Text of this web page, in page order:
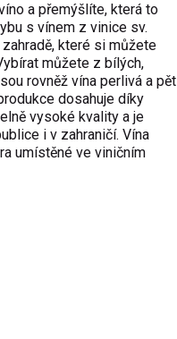
a přemýšlíte, která to
s vínem z vinice sv.
které si můžete
můžete z bílých,
rovněž vína perlivá a pět
dosahuje díky
vysoké kvality a je
i v zahraničí. Vína
umístěné ve viničním